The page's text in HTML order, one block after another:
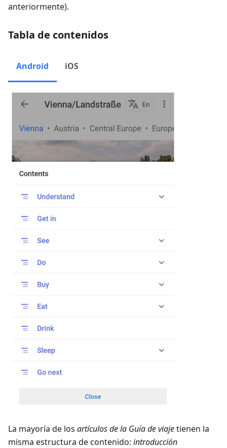
anteriormente).
Tabla de contenidos
Android iOS
La mayoría de los artículos de la Guía de viajetienen la
misma estructura de contenido: introducción